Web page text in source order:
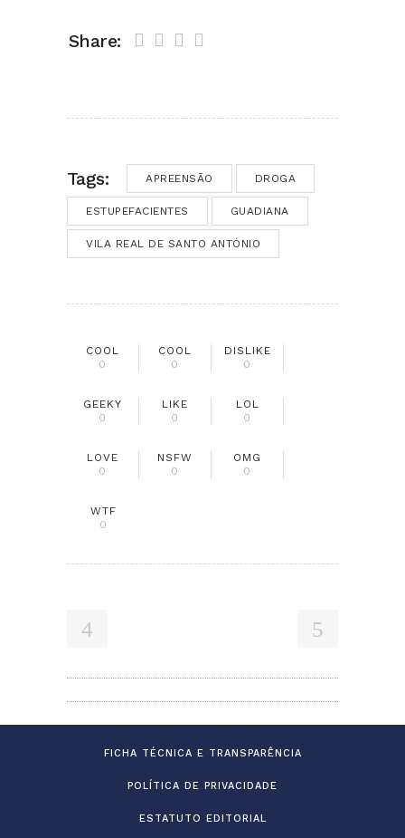
Share:
Tags: APREENSÃO DROGA
ESTUPEFACIENTES GUADIANA
VILA REAL DE SANTO ANTÓNIO
COOL
0
COOL
0
DISLIKE
0
GEEKY
0
LIKE
0
LOL
0
LOVE
0
NSFW
0
OMG
0
WTF
0
FICHA TÉCNICA E TRANSPARÊNCIA
POLÍTICA DE PRIVACIDADE
ESTATUTO EDITORIAL